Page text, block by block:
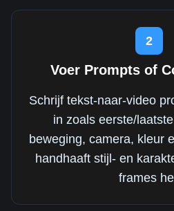
2
Voer Prompts of
Schrijf tekst-naar-video
in zoals eerste/
beweging, camera, kleur
handhaaft stijl- en
frames